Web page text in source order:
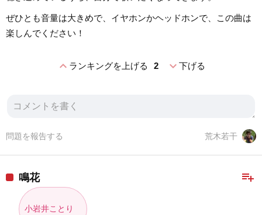
ぜひとも音量は大きめで、イヤホンかヘッドホンで、この曲は
楽しんでください！
expand_lessランキングを上げる 2 expand_more下げる
荒木若干
問題を報告する
playlist_add
鳴花
小岩井ことり